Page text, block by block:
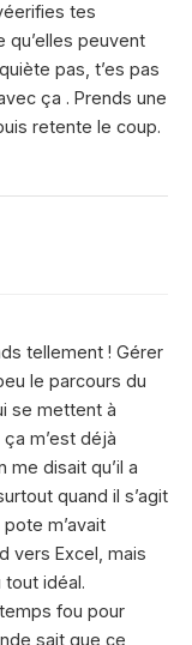
tes
qu’elles peuvent
pas, t’es pas
ça . Prends une
retente le coup.
tellement ! Gérer
le parcours du
se mettent à
m’est déjà
me disait qu’il a
quand il s’agit
m’avait
vers Excel, mais
tout idéal.
fou pour
sait que ce